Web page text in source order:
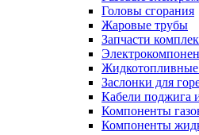
Головы сгорания
Жаровые трубы
Запчасти
Заслонки для
Кабели поджига
Компоненты
Компоненты